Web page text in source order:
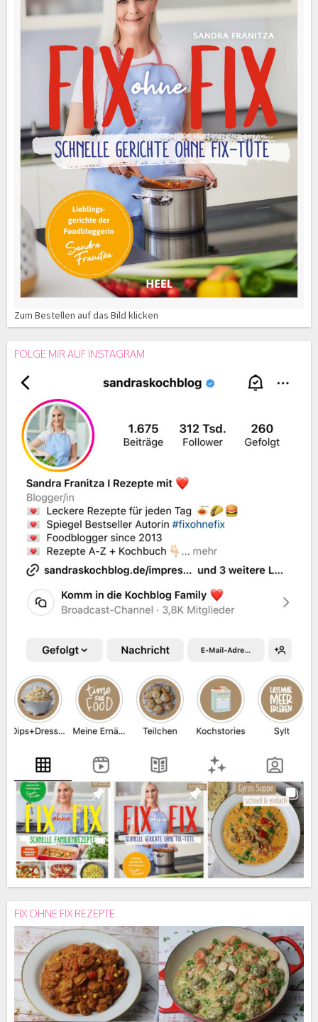
Zum Bestellen auf das Bild klicken
FOLGE MIR AUF INSTAGRAM
FIX OHNE FIX REZEPTE